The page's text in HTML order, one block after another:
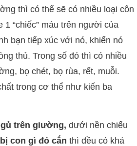
thì có thể sẽ có nhiều loại côn
1 “chiếc” máu trên người của
bạn tiếp xúc với nó, khiến nó
thủ. Trong số đó thì có nhiều
bọ chét, bọ rùa, rết, muỗi.
trong cơ thể như kiến ba
trên giường,dưới nền chiếu
bị con gì đó cắn thì đều có khả